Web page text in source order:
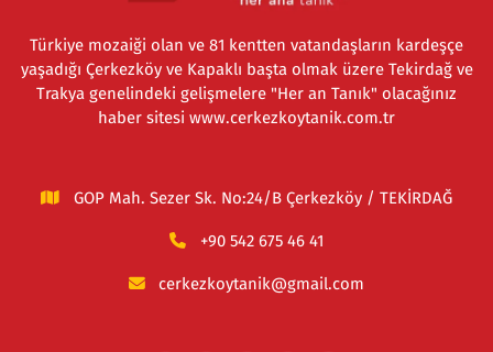
Türkiye mozaiği olan ve 81 kentten vatandaşların kardeşçe
yaşadığı Çerkezköy ve Kapaklı başta olmak üzere Tekirdağ ve
Trakya genelindeki gelişmelere "Her an Tanık" olacağınız
haber sitesi www.cerkezkoytanik.com.tr
GOP Mah. Sezer Sk. No:24/B Çerkezköy / TEKİRDAĞ
+90 542 675 46 41
cerkezkoytanik@gmail.com